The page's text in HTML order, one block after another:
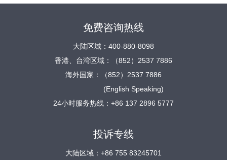
免费咨询热线
大陆区域：400-880-8098
香港、台湾区域：（852）2537 7886
海外国家：（852）2537 7886
(English Speaking)
24小时服务热线：+86 137 2896 5777
投诉专线
大陆区域：+86 755 83245701